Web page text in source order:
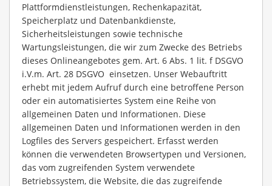
Plattformdienstleistungen, Rechenkapazität,
Speicherplatz und Datenbankdienste,
Sicherheitsleistungen sowie technische
Wartungsleistungen, die wir zum Zwecke des Betriebs
dieses Onlineangebotes gem. Art. 6 Abs. 1 lit. f DSGVO
i.V.m. Art. 28 DSGVO einsetzen. Unser Webauftritt
erhebt mit jedem Aufruf durch eine betroffene Person
oder ein automatisiertes System eine Reihe von
allgemeinen Daten und Informationen. Diese
allgemeinen Daten und Informationen werden in den
Logfiles des Servers gespeichert. Erfasst werden
können die verwendeten Browsertypen und Versionen,
das vom zugreifenden System verwendete
Betriebssystem, die Website, die das zugreifende